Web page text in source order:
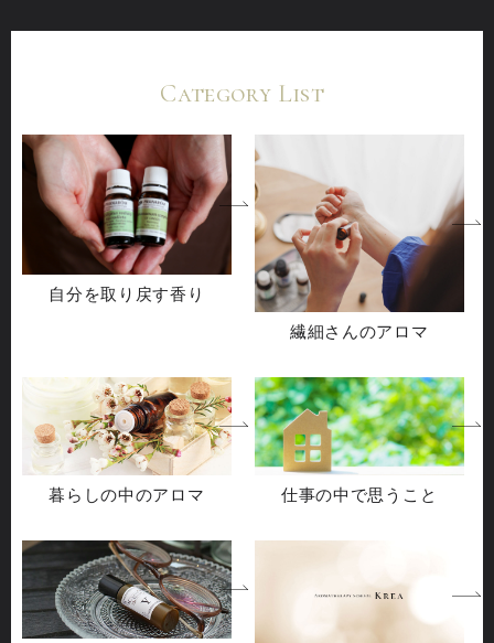
Category List
自分を取り戻す香り
繊細さんのアロマ
暮らしの中のアロマ 仕事の中で思うこと